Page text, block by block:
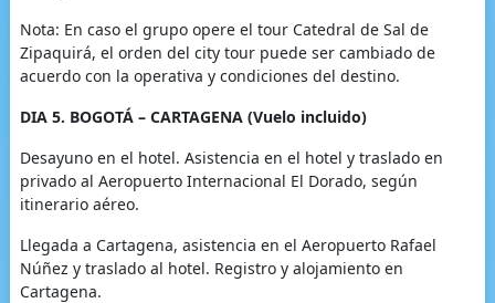
Nota: En caso el grupo opere el tour Catedral de Sal de
Zipaquirá, el orden del city tour puede ser cambiado de
acuerdo con la operativa y condiciones del destino.
DIA 5. BOGOTÁ – CARTAGENA (Vuelo incluido)
Desayuno en el hotel. Asistencia en el hotel y traslado en
privado al Aeropuerto Internacional El Dorado, según
itinerario aéreo.
Llegada a Cartagena, asistencia en el Aeropuerto Rafael
Núñez y traslado al hotel. Registro y alojamiento en
Cartagena.